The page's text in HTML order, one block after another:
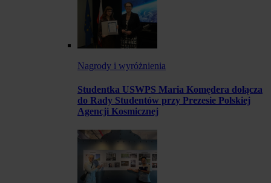
Nagrody i wyróżnienia
Studentka USWPS Maria Komędera dołącza
do Rady Studentów przy Prezesie Polskiej
Agencji Kosmicznej